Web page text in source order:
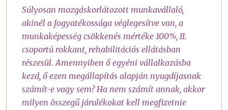
Súlyosan mozgáskorlátozott munkavállaló,
akinél a fogyatékossága véglegesítve van, a
munkaképesség csökkenés mértéke 100%, II.
csoportú rokkant, rehabilitációs ellátásban
részesül. Amennyiben ő egyéni vállalkozásba
kezd, ő ezen megállapítás alapján nyugdíjasnak
számít-e vagy sem? Ha nem számít annak, akkor
milyen összegű járulékokat kell megfizetnie